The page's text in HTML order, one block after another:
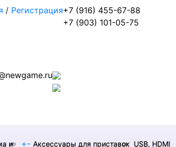
/ Регистрация+7 (916) 455-67-88
+7 (903) 101-05-75
и
+- Аксессуары для приставок USB, HDMI